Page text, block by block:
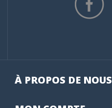
À PROPOS DE NOUS